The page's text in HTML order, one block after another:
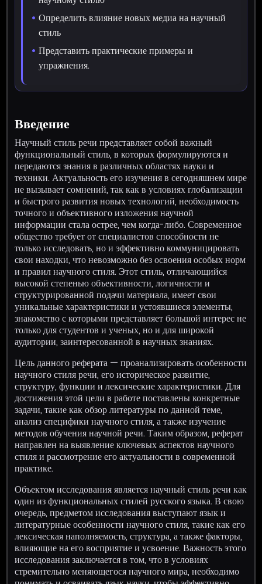
Определить влияние новых медиа на научный
стиль
Представить практические примеры и
упражнения.
Введение
Научный стиль речи представляет собой важный
функциональный стиль, в которых формулируются и
передаются знания в различных областях науки и
техники. Актуальность его изучения в сегодняшнем мире
не вызывает сомнений, так как в условиях глобализации
и быстрого развития новых технологий, необходимость
точного и объективного изложения научной
информации стала острее, чем когда-либо. Современное
общество требует от специалистов способности не
только исследовать, но и эффективно коммуницировать
свои находки, что невозможно без освоения особых норм
и правил научного стиля. Этот стиль, отличающийся
высокой степенью объективности, логичности и
структурированной подачи материала, имеет свои
уникальные характеристики и устоявшиеся элементы,
знакомство с которыми представляет большой интерес не
только для студентов и ученых, но и для широкой
аудитории, заинтересованной в научных знаниях.
Цель данного реферата — проанализировать особенности
научного стиля речи, его историческое развитие,
структуру, функции и лексические характеристики. Для
достижения этой цели в работе поставлены конкретные
задачи, такие как обзор литературы по данной теме,
анализ специфики научного стиля, а также изучение
методов обучения научной речи. Таким образом, реферат
направлен на выявление ключевых аспектов научного
стиля и рассмотрение его актуальности в современной
практике.
Объектом исследования является научный стиль речи как
один из функциональных стилей русского языка. В свою
очередь, предметом исследования выступают язык и
литературные особенности научного стиля, такие как его
лексическая наполняемость, структура, а также факторы,
влияющие на его восприятие и усвоение. Важность этого
исследования заключается в том, что в условиях
стремительно меняющегося научного мира, необходимо